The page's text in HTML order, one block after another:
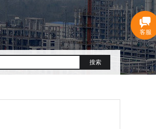
搜索
客服